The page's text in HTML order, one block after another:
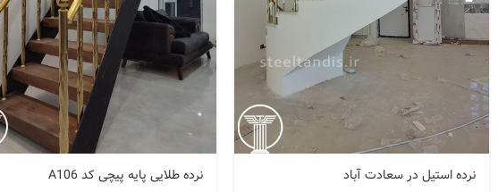
نرده استیل در سعادت آباد
نرده طلایی پایه پیچی کد A106